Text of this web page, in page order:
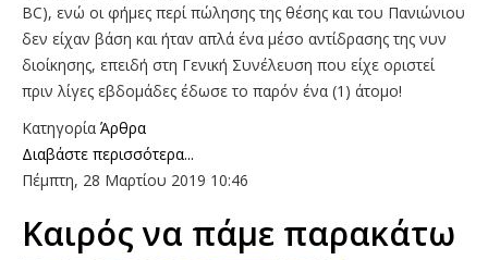
BC), ενώ οι φήμες περί πώλησης της θέσης και του Πανιώνιου
δεν είχαν βάση και ήταν απλά ένα μέσο αντίδρασης της νυν
διοίκησης, επειδή στη Γενική Συνέλευση που είχε οριστεί
πριν λίγες εβδομάδες έδωσε το παρόν ένα (1) άτομο!
Κατηγορία Άρθρα
Διαβάστε περισσότερα...
Πέμπτη, 28 Μαρτίου 2019 10:46
Καιρός να πάμε παρακάτω